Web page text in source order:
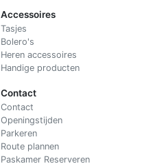
Accessoires
Tasjes
Bolero's
Heren accessoires
Handige producten
Contact
Contact
Openingstijden
Parkeren
Route plannen
Paskamer Reserveren